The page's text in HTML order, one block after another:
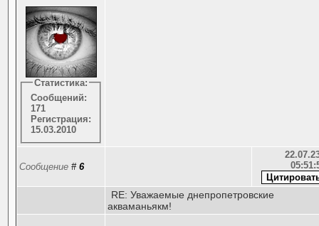
Статистика:
Сообщений:
171
Регистрация:
15.03.2010
Сообщение#6
RE: Уважаемые днепропетровские
акваманьякм!